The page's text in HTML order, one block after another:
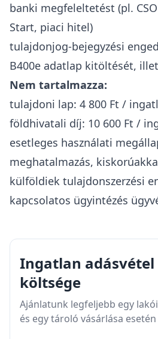
banki megfeleltetést (pl.
Start, piaci hitel)
tulajdonjog-bejegyzési
B400e adatlap kitöltését,
Nem tartalmazza:
tulajdoni lap: 4 800 Ft /
földhivatali díj: 10 600 Ft /
esetleges használati
meghatalmazás,
külföldiek tulajdonszerzési
kapcsolatos ügyintézés
Ingatlan adásvétel
költsége
Ajánlatunk legfeljebb egy
és egy tároló vásárlása